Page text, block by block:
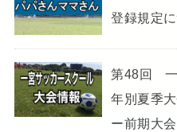
登録規定
第48回
年別夏季
ー前期大